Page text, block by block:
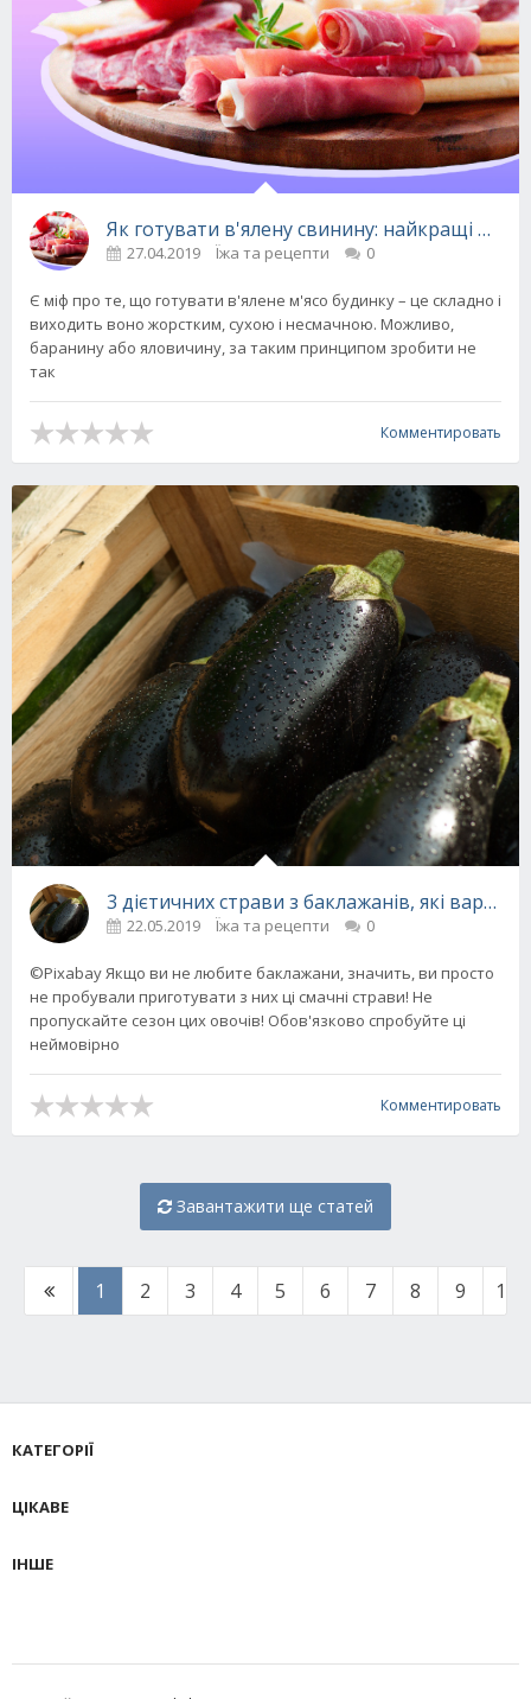
Як готувати в'ялену свинину: найкращі
27.04.2019 Їжа та рецепти 0
Є міф про те, що готувати в'ялене м'ясо будинку – це складно і
виходить воно жорстким, сухою і несмачною. Можливо,
баранину або яловичину, за таким принципом зробити не
так
Комментировать
3 дієтичних страви з баклажанів, які варто
22.05.2019 Їжа та рецепти 0
©Pixabay Якщо ви не любите баклажани, значить, ви просто
не пробували приготувати з них ці смачні страви! Не
пропускайте сезон цих овочів! Обов'язково спробуйте ці
неймовірно
Комментировать
Завантажити ще статей
1 2 3 4 5 6 7 8 9 10
КАТЕГОРІЇ
ЦІКАВЕ
ІНШЕ